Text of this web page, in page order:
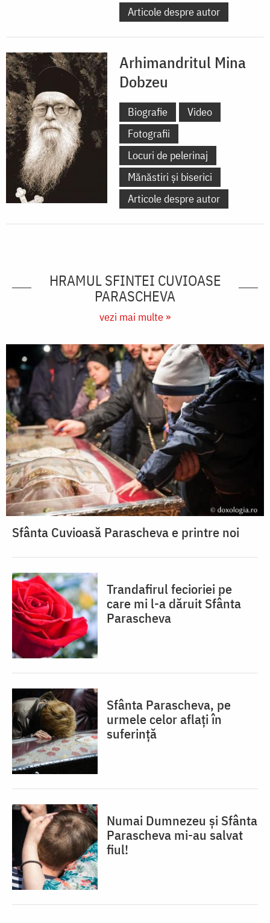
Articole despre autor
Arhimandritul Mina
Dobzeu
Biografie
Video
Fotografii
Locuri de pelerinaj
Mănăstiri și biserici
Articole despre autor
HRAMUL SFINTEI CUVIOASE
PARASCHEVA
vezi mai multe »
Sfânta Cuvioasă Parascheva e printre noi
Trandafirul fecioriei pe
care mi l-a dăruit Sfânta
Parascheva
Sfânta Parascheva, pe
urmele celor aflați în
suferință
Numai Dumnezeu și Sfânta
Parascheva mi-au salvat
fiul!